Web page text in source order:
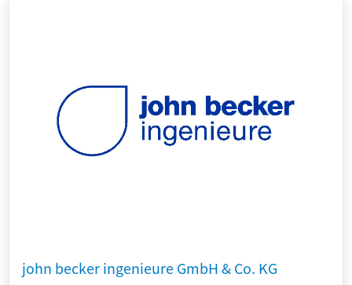
john becker ingenieure GmbH & Co. KG